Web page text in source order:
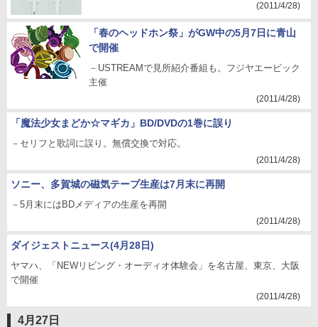
(2011/4/28)
「春のヘッドホン祭」がGW中の5月7日に青山
で開催
－USTREAMで見所紹介番組も。フジヤエービック
主催
(2011/4/28)
「魔法少女まどか☆マギカ」BD/DVDの1巻に誤り
－セリフと歌詞に誤り。無償交換で対応。
(2011/4/28)
ソニー、多賀城の磁気テープ生産は7月末に再開
－5月末にはBDメディアの生産を再開
(2011/4/28)
ダイジェストニュース(4月28日)
ヤマハ、「NEWリビング・オーディオ体験会」を名古屋、東京、大阪
で開催
(2011/4/28)
4月27日